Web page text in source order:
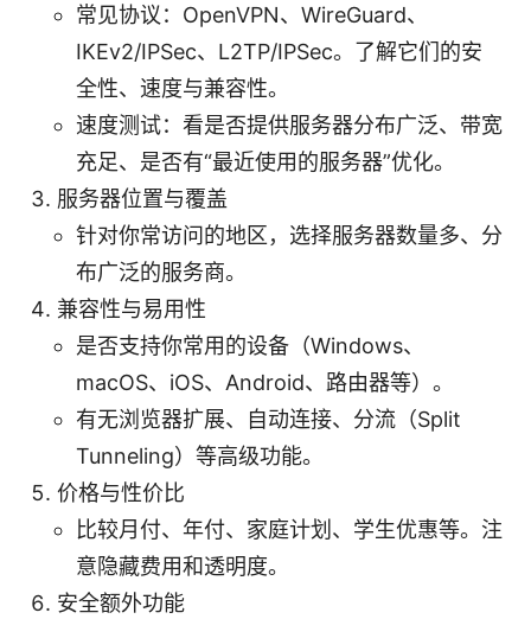
常见协议：OpenVPN、WireGuard、
IKEv2/IPSec、L2TP/IPSec。了解它们的安
全性、速度与兼容性。
速度测试：看是否提供服务器分布广泛、带宽
充足、是否有“最近使用的服务器”优化。
服务器位置与覆盖
针对你常访问的地区，选择服务器数量多、分
布广泛的服务商。
兼容性与易用性
是否支持你常用的设备（Windows、
macOS、iOS、Android、路由器等）。
有无浏览器扩展、自动连接、分流（Split
Tunneling）等高级功能。
价格与性价比
比较月付、年付、家庭计划、学生优惠等。注
意隐藏费用和透明度。
安全额外功能